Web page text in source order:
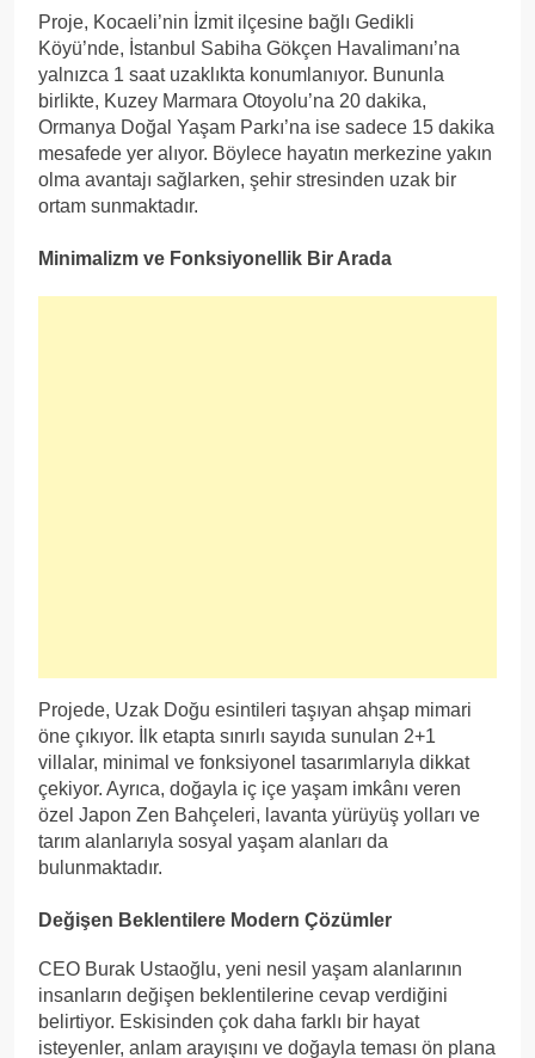
Proje, Kocaeli’nin İzmit ilçesine bağlı Gedikli
Köyü’nde, İstanbul Sabiha Gökçen Havalimanı’na
yalnızca 1 saat uzaklıkta konumlanıyor. Bununla
birlikte, Kuzey Marmara Otoyolu’na 20 dakika,
Ormanya Doğal Yaşam Parkı’na ise sadece 15 dakika
mesafede yer alıyor. Böylece hayatın merkezine yakın
olma avantajı sağlarken, şehir stresinden uzak bir
ortam sunmaktadır.
Minimalizm ve Fonksiyonellik Bir Arada
Projede, Uzak Doğu esintileri taşıyan ahşap mimari
öne çıkıyor. İlk etapta sınırlı sayıda sunulan 2+1
villalar, minimal ve fonksiyonel tasarımlarıyla dikkat
çekiyor. Ayrıca, doğayla iç içe yaşam imkânı veren
özel Japon Zen Bahçeleri, lavanta yürüyüş yolları ve
tarım alanlarıyla sosyal yaşam alanları da
bulunmaktadır.
Değişen Beklentilere Modern Çözümler
CEO Burak Ustaoğlu, yeni nesil yaşam alanlarının
insanların değişen beklentilerine cevap verdiğini
belirtiyor. Eskisinden çok daha farklı bir hayat
isteyenler, anlam arayışını ve doğayla teması ön plana